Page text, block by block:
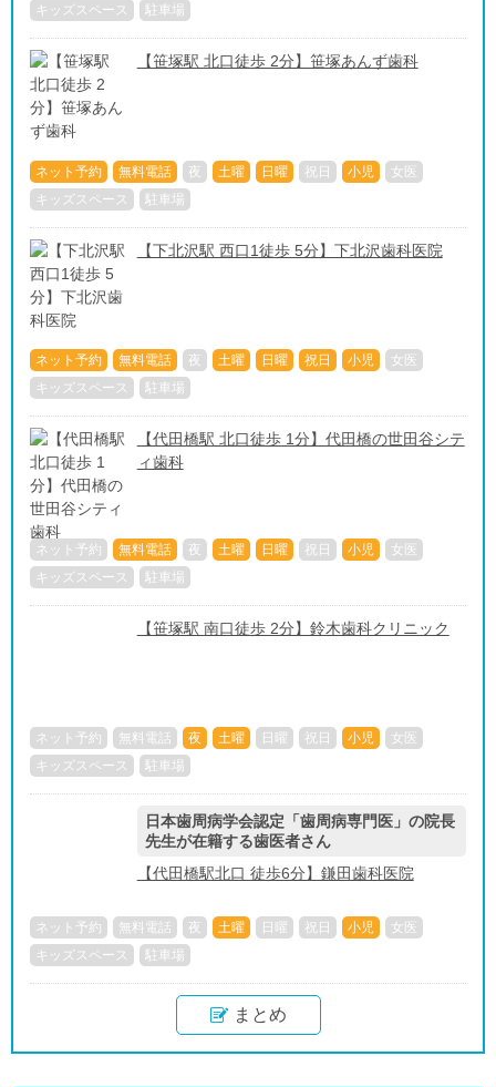
キッズスペース
駐車場
【笹塚駅 北口徒歩 2分】笹塚あんず歯科
ネット予約 無料電話 夜 土曜 日曜 祝日 小児
女医
キッズスペース
駐車場
【下北沢駅 西口1徒歩 5分】下北沢歯科医院
ネット予約 無料電話 夜 土曜 日曜 祝日 小児
女医
キッズスペース
駐車場
【代田橋駅 北口徒歩 1分】代田橋の世田谷シテ
ィ歯科
ネット予約 無料電話 夜 土曜 日曜 祝日 小児
女医
キッズスペース
駐車場
【笹塚駅 南口徒歩 2分】鈴木歯科クリニック
ネット予約 無料電話 夜 土曜 日曜 祝日 小児
女医
キッズスペース
駐車場
日本歯周病学会認定「歯周病専門医」の院長
先生が在籍する歯医者さん
【代田橋駅北口 徒歩6分】鎌田歯科医院
ネット予約 無料電話 夜 土曜 日曜 祝日 小児
女医
キッズスペース
駐車場
まとめ